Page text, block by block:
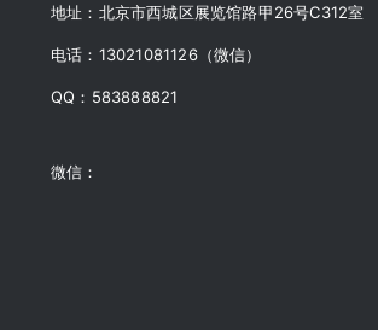
地址：北京市西城区展览馆路甲26号C312室
电话：13021081126（微信）
QQ：583888821
微信：